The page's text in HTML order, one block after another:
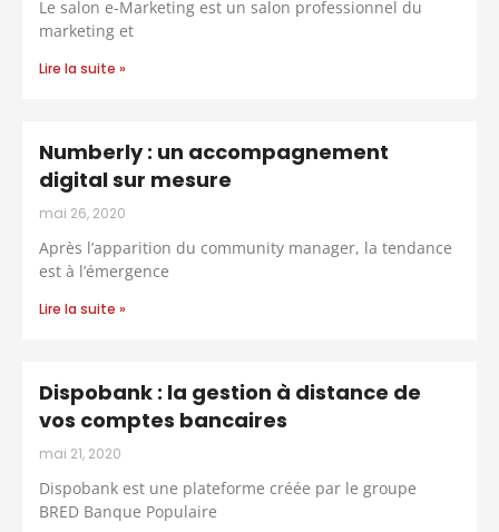
Le salon e-Marketing est un salon professionnel du
marketing et
Lire la suite »
Numberly : un accompagnement
digital sur mesure
mai 26, 2020
Après l’apparition du community manager, la tendance
est à l’émergence
Lire la suite »
Dispobank : la gestion à distance de
vos comptes bancaires
mai 21, 2020
Dispobank est une plateforme créée par le groupe
BRED Banque Populaire